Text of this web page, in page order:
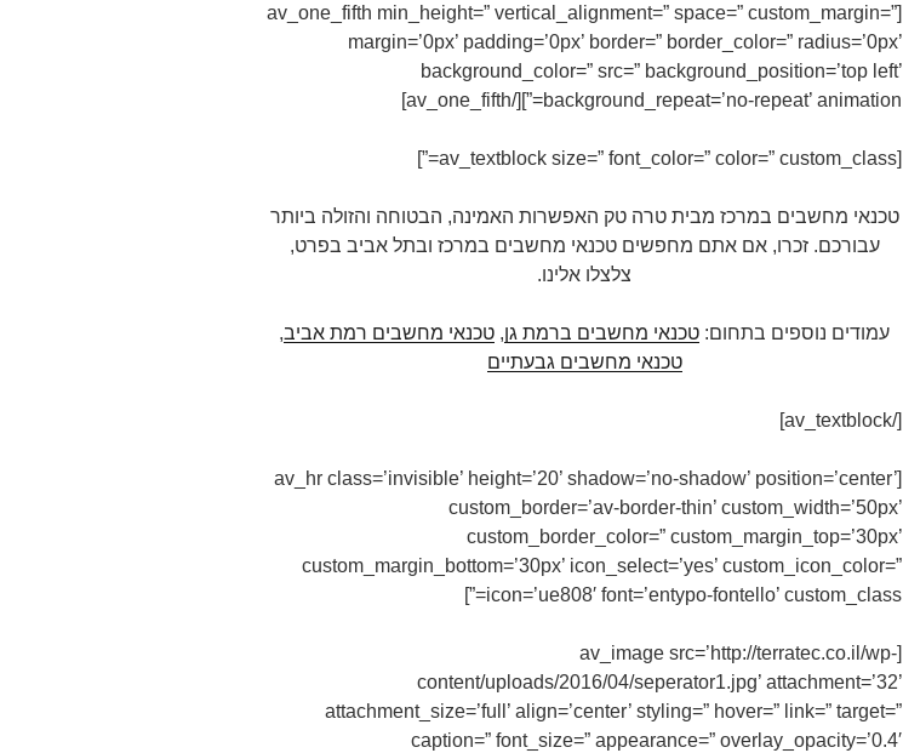
[av_one_fifth min_height=” vertical_alignment=” space=” custom_margin=”
margin=’0px’ padding=’0px’ border=” border_color=” radius=’0px’
background_color=” src=” background_position=’top left’
background_repeat=’no-repeat’ animation=”][/av_one_fifth]
[av_textblock size=” font_color=” color=” custom_class=”]
טכנאי מחשבים במרכז מבית טרה טק האפשרות האמינה, הבטוחה והזולה ביותר
עבורכם. זכרו, אם אתם מחפשים טכנאי מחשבים במרכז ובתל אביב בפרט,
צלצלו אלינו.
עמודים נוספים בתחום: טכנאי מחשבים ברמת גן, טכנאי מחשבים רמת אביב,
טכנאי מחשבים גבעתיים
[/av_textblock]
[av_hr class=’invisible’ height=’20’ shadow=’no-shadow’ position=’center’
custom_border=’av-border-thin’ custom_width=’50px’
custom_border_color=” custom_margin_top=’30px’
custom_margin_bottom=’30px’ icon_select=’yes’ custom_icon_color=”
icon=’ue808′ font=’entypo-fontello’ custom_class=”]
[av_image src=’http://terratec.co.il/wp-
content/uploads/2016/04/seperator1.jpg’ attachment=’32’
attachment_size=’full’ align=’center’ styling=” hover=” link=” target=”
caption=” font_size=” appearance=” overlay_opacity=’0.4′